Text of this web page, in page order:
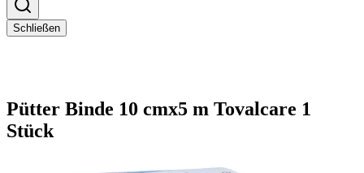
Schließen
Pütter Binde 10 cmx5 m Tovalcare 1
Stück